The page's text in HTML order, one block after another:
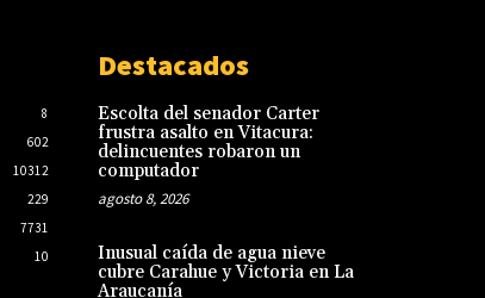
8
602
10312
229
7731
10
Destacados
Escolta del senador Carter
frustra asalto en Vitacura:
delincuentes robaron un
computador
agosto 8, 2026
Inusual caída de agua nieve
cubre Carahue y Victoria en La
Araucanía